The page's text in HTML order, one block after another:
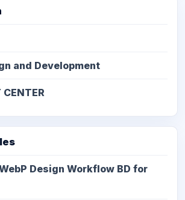
and Development
Design Workflow BD for